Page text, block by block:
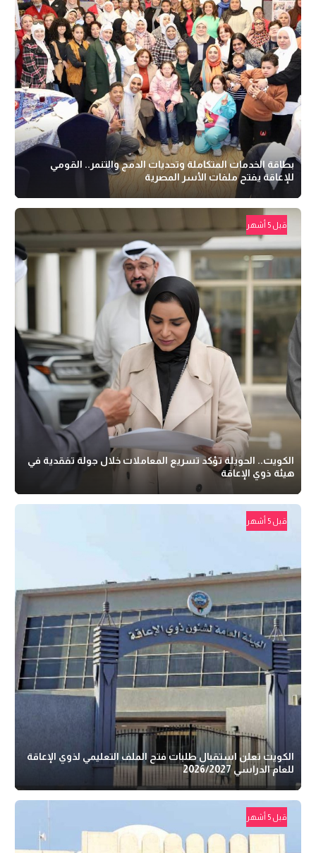
بطاقة الخدمات المتكاملة وتحديات الدمج والتنمر.. القومي
للإعاقة يفتح ملفات الأسر المصرية
قبل 5 أشهر
الكويت.. الحويلة تؤكد تسريع المعاملات خلال جولة تفقدية في
هيئة ذوي الإعاقة
قبل 5 أشهر
الكويت تعلن استقبال طلبات فتح الملف التعليمي لذوي الإعاقة
للعام الدراسي 2026/2027
قبل 5 أشهر